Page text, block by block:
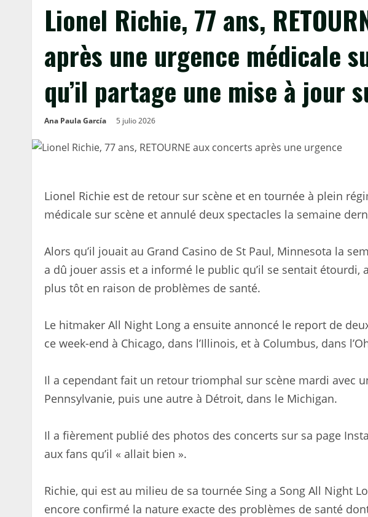
Lionel Richie, 77 ans,
après une urgence médicale
qu’il partage une mise à jour
Ana Paula García 5 julio 2026
Lionel Richie est de retour sur scène et en tournée à plein
médicale sur scène et annulé deux spectacles la semaine
Alors qu’il jouait au Grand Casino de St Paul, Minnesota la
a dû jouer assis et a informé le public qu’il se sentait étourdi,
plus tôt en raison de problèmes de santé.
Le hitmaker All Night Long a ensuite annoncé le report de
ce week-end à Chicago, dans l’Illinois, et à Columbus, dans
Il a cependant fait un retour triomphal sur scène mardi avec
Pennsylvanie, puis une autre à Détroit, dans le Michigan.
Il a fièrement publié des photos des concerts sur sa page
aux fans qu’il « allait bien ».
Richie, qui est au milieu de sa tournée Sing a Song All Night
encore confirmé la nature exacte des problèmes de santé